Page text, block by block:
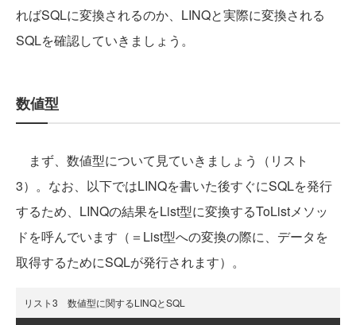
ればSQLに変換されるのか、LINQと実際に変換される
SQLを確認していきましょう。
数値型
まず、数値型について見ていきましょう（リスト
3）。なお、以下ではLINQを書いた後すぐにSQLを発行
するため、LINQの結果をList型に変換するToListメソッ
ドを呼んでいます（＝List型への変換の際に、データを
取得するためにSQLが発行されます）。
リスト3 数値型に関するLINQとSQL